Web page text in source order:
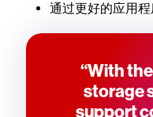
通过更好的应用程
“With
storage
support